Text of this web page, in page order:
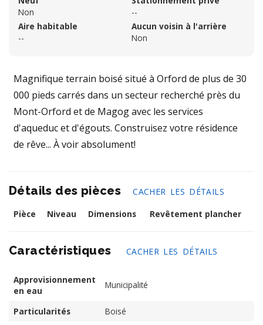
Non
Aire habitable
--
--
Aucun voisin à l'arrière
Non
Magnifique terrain boisé situé à Orford de plus de 30
000 pieds carrés dans un secteur recherché près du
Mont-Orford et de Magog avec les services
d'aqueduc et d'égouts. Construisez votre résidence
de rêve... À voir absolument!
Détails des pièces
CACHER LES DÉTAILS
Pièce
Niveau Dimensions Revêtement plancher
Caractéristiques CACHER LES DÉTAILS
Approvisionnement
en eau
Municipalité
Particularités
Boisé